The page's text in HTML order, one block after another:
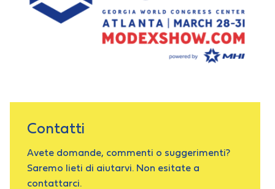
Contatti
Avete domande, commenti o suggerimenti?
Saremo lieti di aiutarvi. Non esitate a
contattarci.